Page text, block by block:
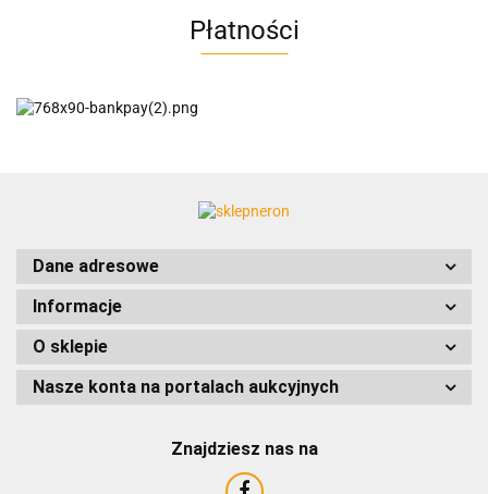
AC EasyLine
Płatności
Dane adresowe
Informacje
O sklepie
Nasze konta na portalach aukcyjnych
Znajdziesz nas na